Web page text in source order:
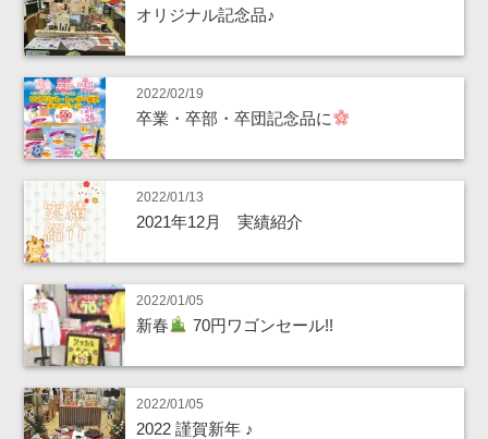
オリジナル記念品♪
2022/02/19
卒業・卒部・卒団記念品に
2022/01/13
2021年12月 実績紹介
2022/01/05
新春 70円ワゴンセール!!
2022/01/05
2022 謹賀新年 ♪